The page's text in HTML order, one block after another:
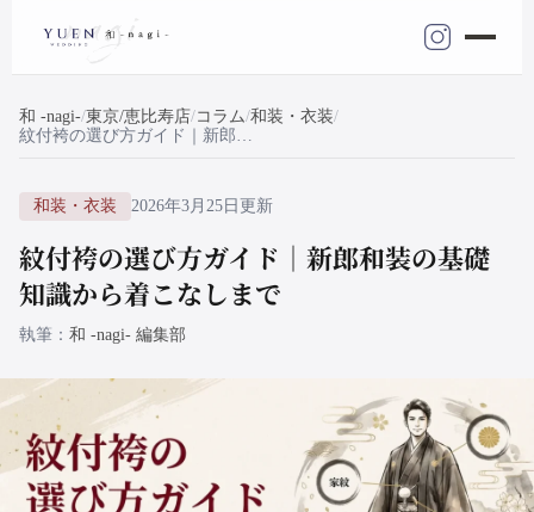
和 -nagi- 東京/恵比寿店 コラム 和装・衣装
紋付袴の選び方ガイド｜新郎和装の基礎知識から着こなしまで
和装・衣装 2026年3月25日更新
紋付袴の選び方ガイド｜新郎和装の基礎
知識から着こなしまで
執筆 和 -nagi- 編集部